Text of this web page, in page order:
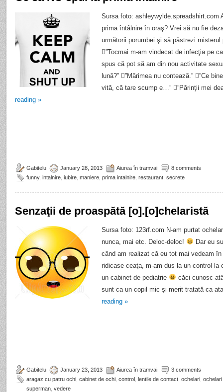
Sursa foto:
prima întâlnire în oraş? Vrei să nu fie
următorii porumbei şi să păstrezi misterul
”Tocmai m-am vindecat de infecţia pe
spus că pot să am din nou activitate
lună?” ”Mărimea nu contează.” ”Ce
vită, că tare scump e…” ”Părinţii mei
reading »
Gabitelu January 28, 2013 Aiurea în tramvai
8 comments
funny, intalnire iubire maniere prima intalnire restaurant secrete
Senzaţii de proaspătă [o].[o]chelaristă
Sursa foto: 123rf.com N-am purtat
nunca, mai etc. Deloc-deloc!
Dar eu
când am realizat că eu tot mai vedeam
ridicase ceaţa, m-am dus la un control la
un cabinet de pediatrie
căci cunosc
sunt ca un copil mic şi merit tratată ca
reading »
Gabitelu January 23, 2013 Aiurea în tramvai
3 comments
aragaz cu patru ochi cabinet de ochi control lentile de contact ochelari
superman vedere